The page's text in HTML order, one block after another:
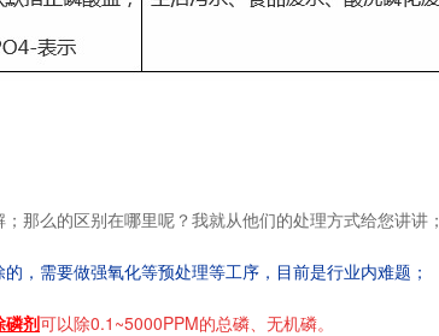
那么的区别在哪里呢？我就从他们的处理方式给您讲讲；
，需要做强氧化等预处理等工序，目前是行业内难题；
磷剂可以除0.1~5000PPM的总磷、无机磷。